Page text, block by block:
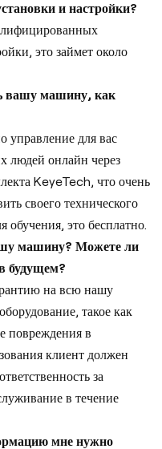
и настройки?
это займет около
вашу машину, как
для вас
людей онлайн через
KeyeTech, что очень
своего технического
это бесплатно.
машину? Можете ли
будущем?
на всю нашу
такое как
повреждения в
клиент должен
за
в течение
мне нужно